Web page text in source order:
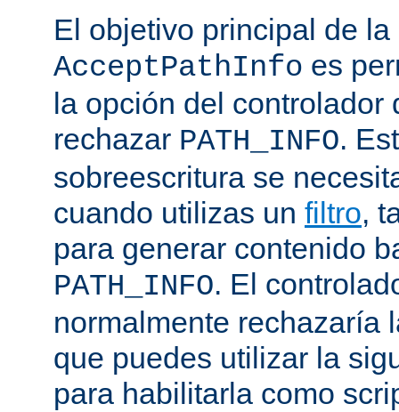
El objetivo principal de la
AcceptPathInfo es
la opción del controlador
rechazar PATH_INFO.
sobreescritura se
cuando utilizas un filtro,
para generar contenido
PATH_INFO. El
normalmente rechazaría
que puedes utilizar la
para habilitarla como